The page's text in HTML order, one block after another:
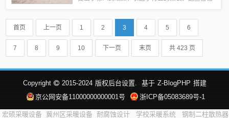
展和经济预测等。谢国忠的最新言论引发了行业热
议，他揭示了当前经济趋势，让人们更加关注...
首页 上一页 1 2 3 4 5 6
7 8 9 10 下一页 末页 共 423 页
Copyright 2015-2024 版权后台设置. 基于 Z-BlogPHP 搭建
京公网安备11000000000001号
浙ICP备05083689号-1
宏硕采暖设备 冀州区采暖设备 耐腐蚀设计 学校采暖系统 钢制二柱散热器